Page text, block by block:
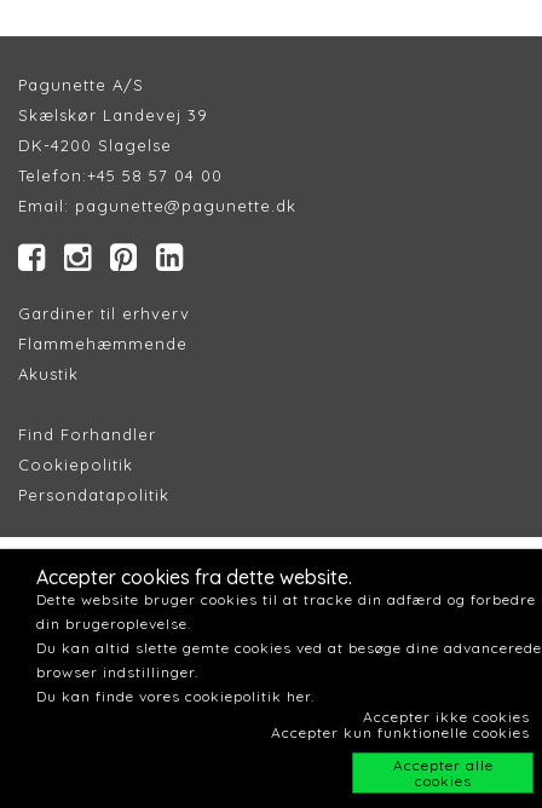
Pagunette A/S
Skælskør Landevej 39
DK-4200 Slagelse
Telefon:+45 58 57 04 00
Email: pagunette@pagunette.dk
Gardiner til erhverv
Flammehæmmende
Akustik
Find Forhandler
Cookiepolitik
Persondatapolitik
Accepter cookies fra dette website.
Dette website bruger cookies til at tracke din adfærd og forbedre
din brugeroplevelse.
Du kan altid slette gemte cookies ved at besøge dine advancerede
browser indstillinger.
Du kan finde vores cookiepolitik her.
Accepter ikke cookies
Accepter kun funktionelle cookies
Accepter alle
cookies